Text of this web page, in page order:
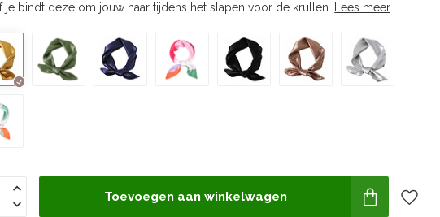
je bindt deze om jouw haar tijdens het slapen voor de krullen.
Lees meer.
Toevoegen aan winkelwagen